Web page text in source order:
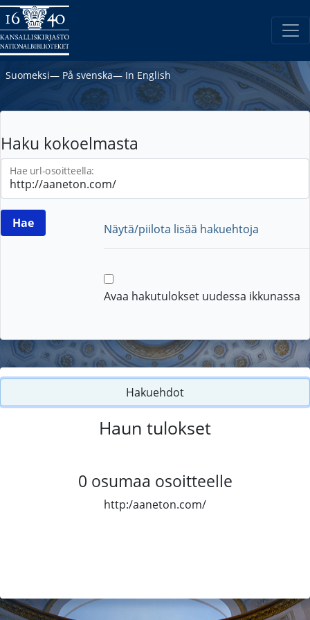
Suomeksi― På svenska― In English
Haku kokoelmasta
Hae url-osoitteella:
Näytä/piilota lisää hakuehtoja
Avaa hakutulokset uudessa ikkunassa
Hakuehdot
Haun tulokset
0 osumaa osoitteelle
http:/aaneton.com/